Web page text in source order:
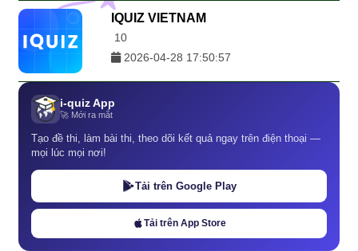
IQUIZ VIETNAM
10
2026-04-28 17:50:57
i-quiz App
🚀 Mới ra mắt
Tạo đề thi, làm bài thi, theo dõi kết quả ngay trên điện thoại —
mọi lúc mọi nơi!
Tải trên Google Play
Tải trên App Store